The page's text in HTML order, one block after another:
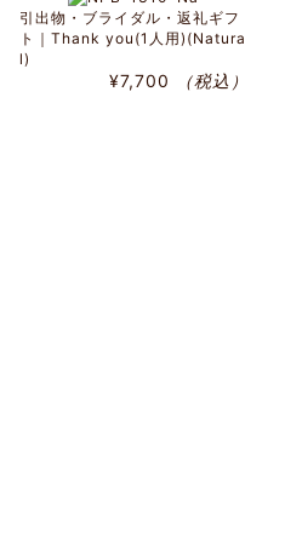
引出物・ブライダル・返礼ギフ
ト｜Thank you(1人用)(Natura
l)
¥7,700 （税込）